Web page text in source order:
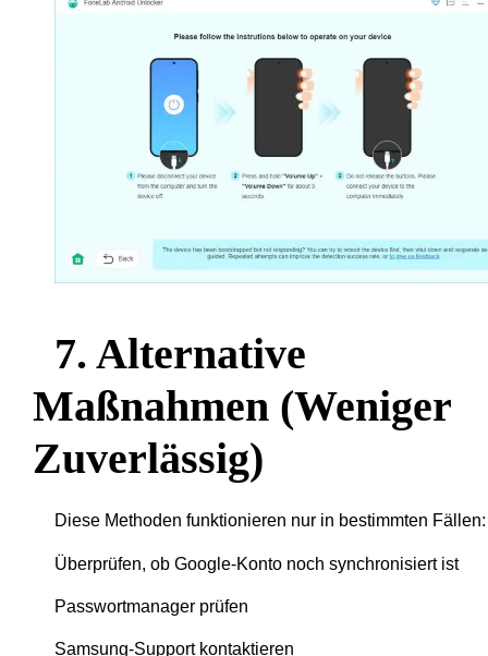
7. Alternative
Maßnahmen (weniger
Zuverlässig)
Diese Methoden funktionieren nur in bestimmten Fällen:
Überprüfen, ob Google-Konto noch synchronisiert ist
Passwortmanager prüfen
Samsung-Support kontaktieren